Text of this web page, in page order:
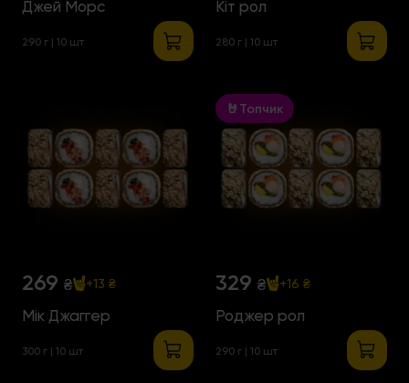
Джей Морс
290 г | 10 шт
Кіт рол
280 г | 10 шт
269 ₴ +13 ₴
Мік Джаггер
300 г | 10 шт
🤘Топчик
329 ₴ +16 ₴
Роджер рол
290 г | 10 шт